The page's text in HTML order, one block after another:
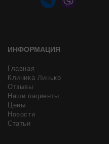
ИНФОРМАЦИЯ
Главная
Клиника Линько
Отзывы
Наши пациенты
Цены
Новости
Статьи